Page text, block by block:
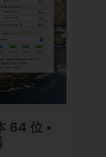
64 位 •